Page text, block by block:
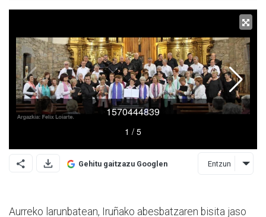
Gehitu gaitzazu Googlen Entzun
Aurreko larunbatean, Iruñako abesbatzaren bisita jaso